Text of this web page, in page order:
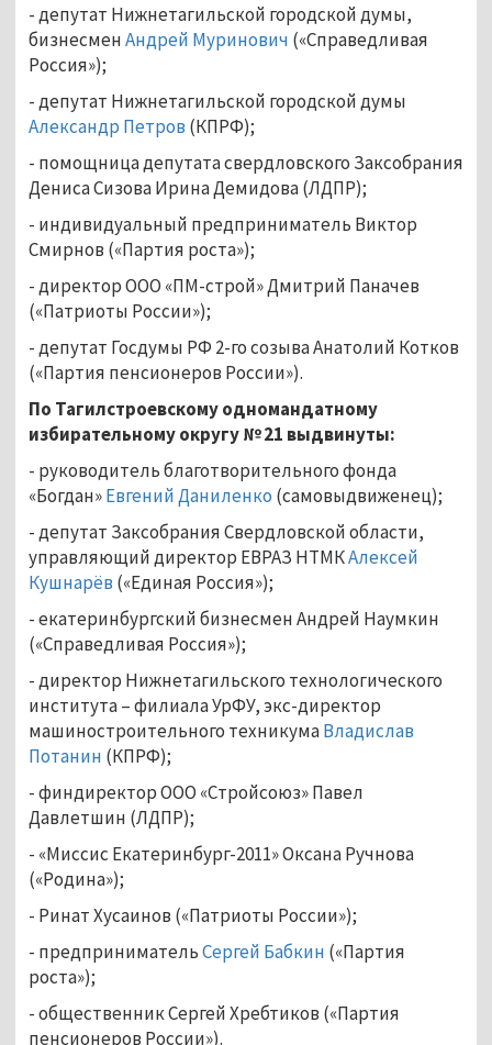
- депутат Нижнетагильской городской думы,
бизнесменАндрей Муринович («Справедливая
Россия»);
- депутат Нижнетагильской городской думы
Александр Петров (КПРФ);
- помощница депутата свердловского Заксобрания
Дениса Сизова Ирина Демидова (ЛДПР);
- индивидуальный предприниматель Виктор
Смирнов («Партия роста»);
- директор ООО «ПМ-строй» Дмитрий Паначев
(«Патриоты России»);
- депутат Госдумы РФ 2-го созыва Анатолий Котков
(«Партия пенсионеров России»).
По Тагилстроевскому одномандатному
избирательному округу № 21 выдвинуты:
- руководитель благотворительного фонда
«Богдан»Евгений Даниленко (самовыдвиженец);
- депутат Заксобрания Свердловской области,
управляющий директор ЕВРАЗ НТМКАлексей
Кушнарёв («Единая Россия»);
- екатеринбургский бизнесмен Андрей Наумкин
(«Справедливая Россия»);
- директор Нижнетагильского технологического
института – филиала УрФУ, экс-директор
машиностроительного техникумаВладислав
Потанин (КПРФ);
- финдиректор ООО «Стройсоюз» Павел
Давлетшин (ЛДПР);
- «Миссис Екатеринбург-2011» Оксана Ручнова
(«Родина»);
- Ринат Хусаинов («Патриоты России»);
- предпринимательСергей Бабкин («Партия
роста»);
- общественник Сергей Хребтиков («Партия
пенсионеров России»).